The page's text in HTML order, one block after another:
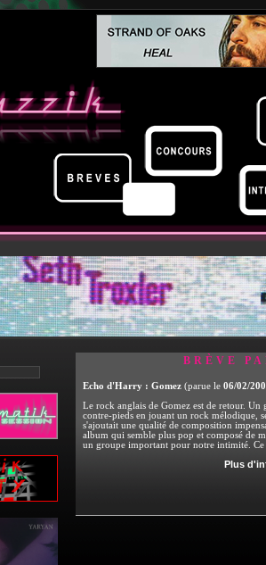
BRÈVE
Echo d'Harry : Gomez (parue le 06/02/
Le rock anglais de Gomez est de retour.
contre-pieds en jouant un rock mélodique,
s'ajoutait une qualité de composition
album qui semble plus pop et composé de
un groupe important pour notre intimité. Ce
Plus